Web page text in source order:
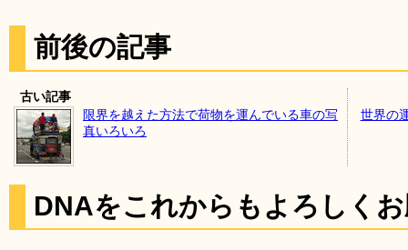
前後の記事
古い記事
限界を越えた方法で荷物を運んでいる車の写
真いろいろ
世界の
DNAをこれからもよろしく